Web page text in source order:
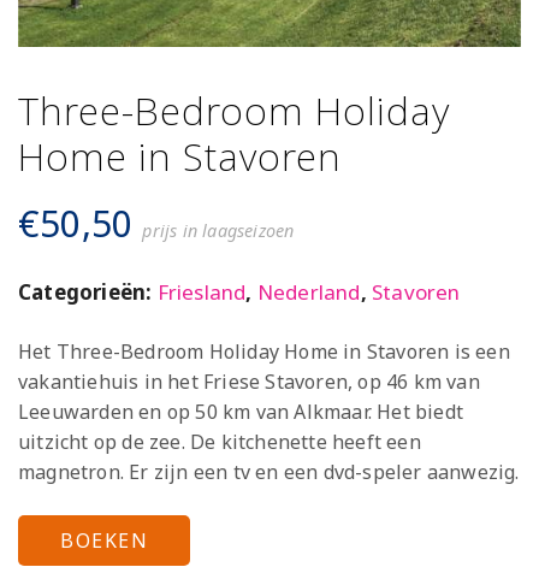
Three-Bedroom Holiday
Home in Stavoren
€50,50 prijs in laagseizoen
Categorieën: Friesland, Nederland, Stavoren
Het Three-Bedroom Holiday Home in Stavoren is een
vakantiehuis in het Friese Stavoren, op 46 km van
Leeuwarden en op 50 km van Alkmaar. Het biedt
uitzicht op de zee. De kitchenette heeft een
magnetron. Er zijn een tv en een dvd-speler aanwezig.
BOEKEN